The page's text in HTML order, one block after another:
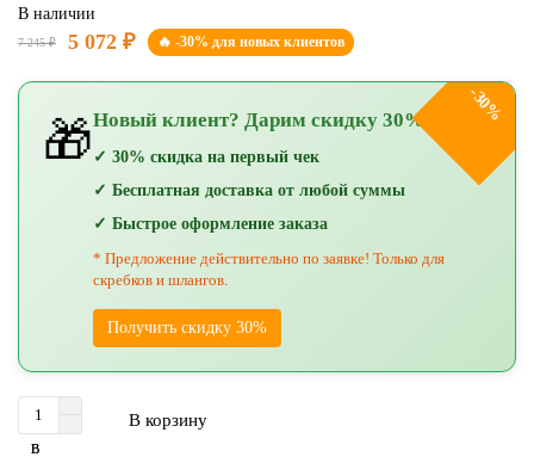
В наличии
7 245 ₽ 5 072 ₽ 🔥 -30% для новых клиентов
-30%
🎁Новый клиент? Дарим скидку 30%!
✓ 30% скидка на первый чек
✓ Бесплатная доставка от любой суммы
✓ Быстрое оформление заказа
* Предложение действительно по заявке! Только для
скребков и шлангов.
Получить скидку 30%
В корзину
В
В